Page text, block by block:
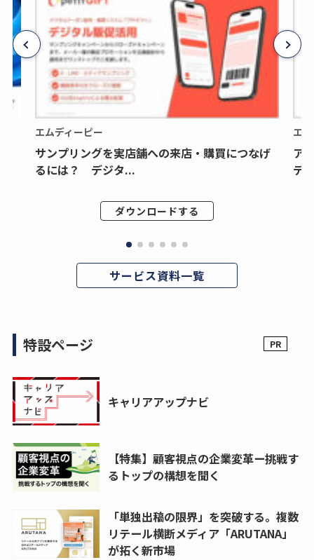
エムディーピー
サンプリングを実店舗への来店・購買につなげ
るには？ デジタ...
ダウンロードする
エ
ア
デ
サービス資料一覧
特設ページ
キャリアアップナビ
【特集】顧客視点の企業変革ー挑戦す
るトップの構想を聞く
「単独出稿の限界」を突破する。複数
リテール横断メディア「ARUTANA」
が拓く新市場